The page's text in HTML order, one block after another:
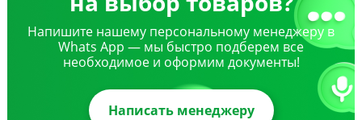
Напишите нашему персональному менеджеру в
Whats App — мы быстро подберем все
необходимое и оформим документы!
Написать менеджеру